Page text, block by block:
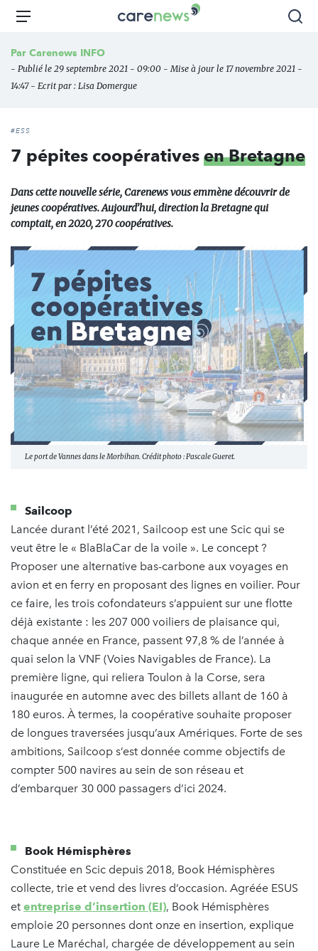
Aller
principal
Carenews,
des
Menu
Par Carenews INFO
- Publié le 29 septembre 2021 - 09:00 - Mise à jour le 17 novembre 2021 -
14:47 - Ecrit par : Lisa Domergue
#ESS
7 pépites coopératives en Bretagne
Dans cette nouvelle série, Carenews vous emmène découvrir de
jeunes coopératives. Aujourd’hui, direction la Bretagne qui
comptait, en 2020, 270 coopératives.
Le port de Vannes dans le Morbihan. Crédit photo : Pascale Gueret.
Sailcoop
Lancée durant l’été 2021, Sailcoop est une Scic qui se
veut être le « BlaBlaCar de la voile ». Le concept ?
Proposer une alternative bas-carbone aux voyages en
avion et en ferry en proposant des lignes en voilier. Pour
ce faire, les trois cofondateurs s’appuient sur une flotte
déjà existante : les 207 000 voiliers de plaisance qui,
chaque année en France, passent 97,8 % de l’année à
quai selon la VNF (Voies Navigables de France). La
première ligne, qui reliera Toulon à la Corse, sera
inaugurée en automne avec des billets allant de 160 à
180 euros. À termes, la coopérative souhaite proposer
de longues traversées jusqu’aux Amériques. Forte de ses
ambitions, Sailcoop s’est donnée comme objectifs de
compter 500 navires au sein de son réseau et
d’embarquer 30 000 passagers d’ici 2024.
Book Hémisphères
Constituée en Scic depuis 2018, Book Hémisphères
collecte, trie et vend des livres d’occasion. Agréée ESUS
et entreprise d’insertion (EI), Book Hémisphères
emploie 20 personnes dont onze en insertion, explique
Laure Le Maréchal, chargée de développement au sein